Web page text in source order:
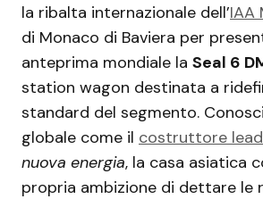
la ribalta internazionale dell’IAA
di Monaco di Baviera per
anteprima mondiale la Seal 6
station wagon destinata a
standard del segmento.
globale come il costruttore
nuova energia, la casa asiatica
propria ambizione di dettare le